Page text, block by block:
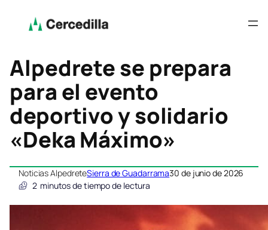
Alpedrete se prepara
para el evento
deportivo y solidario
«Deka Máximo»
Noticias AlpedreteSierra de Guadarrama30 de junio de 2026
2 minutos de tiempo de lectura